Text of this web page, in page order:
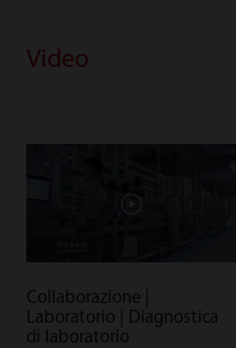
Video
Collaborazione |
Laboratorio | Diagnostica
di laboratorio